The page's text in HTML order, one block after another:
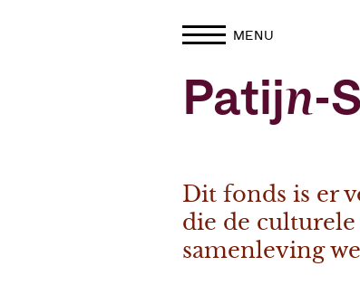
MENU
Patijn-
Dit fonds is er
die de
samenleving